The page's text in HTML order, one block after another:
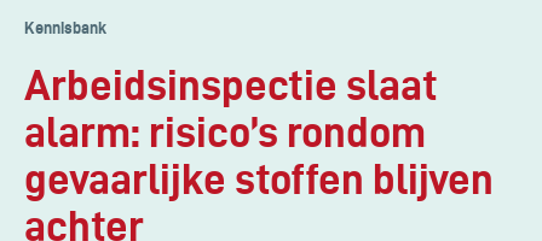
Kennisbank
Arbeidsinspectie slaat
alarm: risico’s rondom
gevaarlijke stoffen blijven
achter